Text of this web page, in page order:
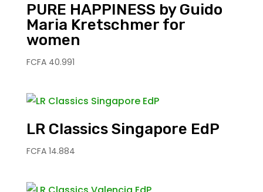
PURE HAPPINESS by Guido
Maria Kretschmer for
women
FCFA40.991
LR Classics Singapore EdP
FCFA14.884